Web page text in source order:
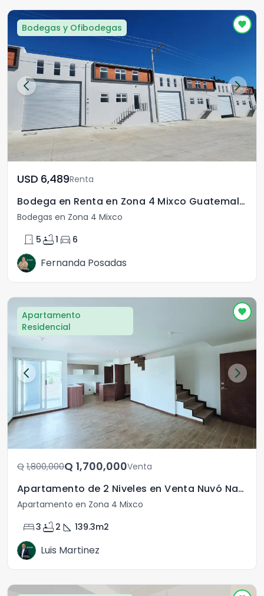
Bodegas y Ofibodegas
USD	6,489Renta
Bodega en Renta en Zona 4 Mixco Guatemala LAS TUNAS
Bodegas en Zona 4 Mixco
door_front 5 bathtub1 directions_car 6
Fernanda Posadas
Apartamento
Residencial
Q	1,800,000 Q	1,700,000Venta
Apartamento de 2 Niveles en Venta Nuvó Naranjo Z4 Mixco
Apartamento en Zona 4 Mixco
bed3 bathtub 2 square_foot 139.3m2
Luis Martinez